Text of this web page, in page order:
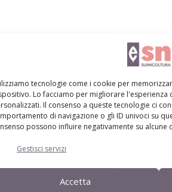
tecnologie come i cookie per
Lo facciamo per migliorare l'esperienza
Il consenso a queste tecnologie ci
di navigazione o gli ID univoci su
possono influire negativamente su alcune
Gestisci servizi
Accetta
alimentazione risulta essere un
e muscolare, evitando così
essere di mantenimento finalizzata
grasso può incorrere in una
sottovalutato quando si parla di